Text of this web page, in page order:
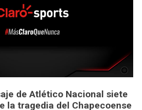
de Atlético Nacional siete
la tragedia del Chapecoense